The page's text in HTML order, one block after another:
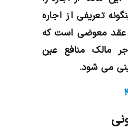
تعریفی از اجاره
عقد معوضی است که
مالک منافع عین
می شود.